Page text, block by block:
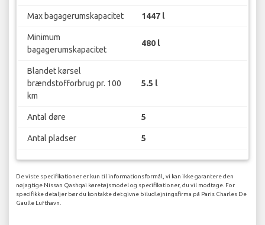
Max bagagerumskapacitet 1447 l
Minimum
bagagerumskapacitet
480 l
Blandet kørsel
brændstofforbrug pr. 100
km
5.5 l
Antal døre 5
Antal pladser 5
De viste specifikationer er kun til informationsformål, vi kan ikke garantere den
nøjagtige Nissan Qashqai køretøjsmodel og specifikationer, du vil modtage. For
specifikke detaljer bør du kontakte det givne biludlejningsfirma på Paris Charles De
Gaulle Lufthavn.